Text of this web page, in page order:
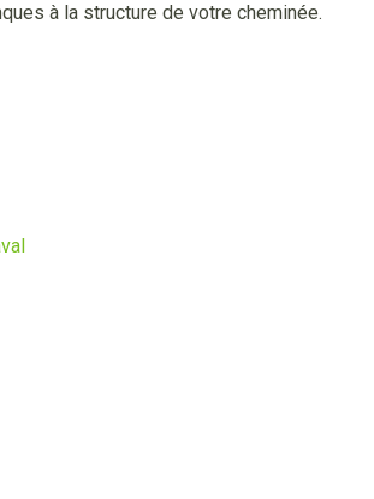
à la structure de votre cheminée.